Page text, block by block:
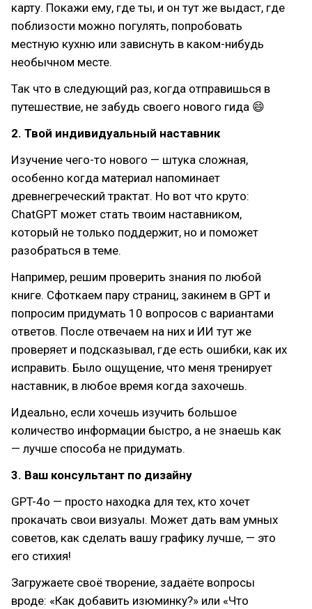
карту. Покажи ему, где ты, и он тут же выдаст, где
поблизости можно погулять, попробовать
местную кухню или зависнуть в каком-нибудь
необычном месте.
Так что в следующий раз, когда отправишься в
путешествие, не забудь своего нового гида 😄
2. Твой индивидуальный наставник
Изучение чего-то нового — штука сложная,
особенно когда материал напоминает
древнегреческий трактат. Но вот что круто:
ChatGPT может стать твоим наставником,
который не только поддержит, но и поможет
разобраться в теме.
Например, решим проверить знания по любой
книге. Сфоткаем пару страниц, закинем в GPT и
попросим придумать 10 вопросов с вариантами
ответов. После отвечаем на них и ИИ тут же
проверяет и подсказывал, где есть ошибки, как их
исправить. Было ощущение, что меня тренирует
наставник, в любое время когда захочешь.
Идеально, если хочешь изучить большое
количество информации быстро, а не знаешь как
— лучше способа не придумать.
3. Ваш консультант по дизайну
GPT-4o — просто находка для тех, кто хочет
прокачать свои визуалы. Может дать вам умных
советов, как сделать вашу графику лучше, — это
его стихия!
Загружаете своё творение, задаёте вопросы
вроде: «Как добавить изюминку?» или «Что